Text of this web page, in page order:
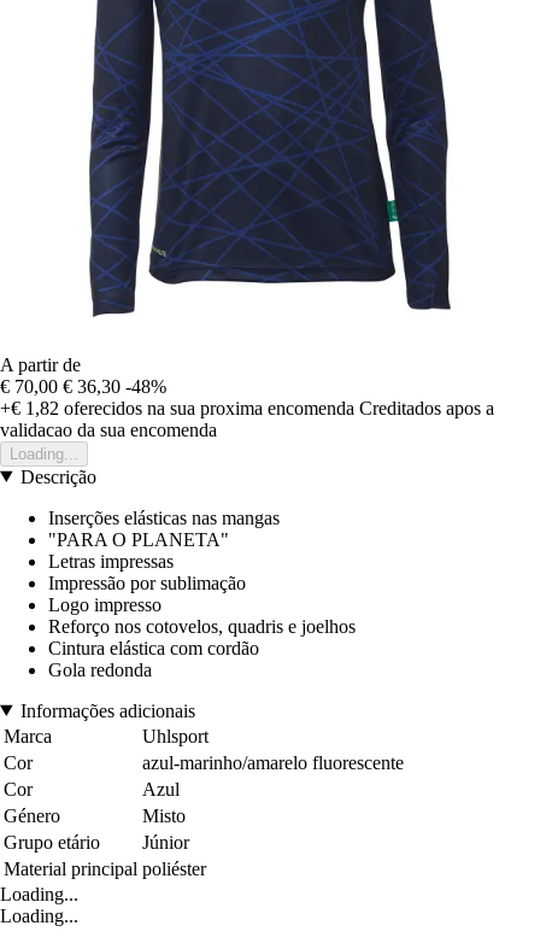
A partir de
€ 70,00 € 36,30 -48%
+€ 1,82 oferecidos na sua proxima encomenda Creditados apos a
validacao da sua encomenda
Loading...
Descrição
Inserções elásticas nas mangas
"PARA O PLANETA"
Letras impressas
Impressão por sublimação
Logo impresso
Reforço nos cotovelos, quadris e joelhos
Cintura elástica com cordão
Gola redonda
Informações adicionais
Marca
Uhlsport
Cor
azul-marinho/amarelo fluorescente
Cor
Azul
Género
Misto
Grupo etário
Júnior
Material principal poliéster
Loading...
Loading...